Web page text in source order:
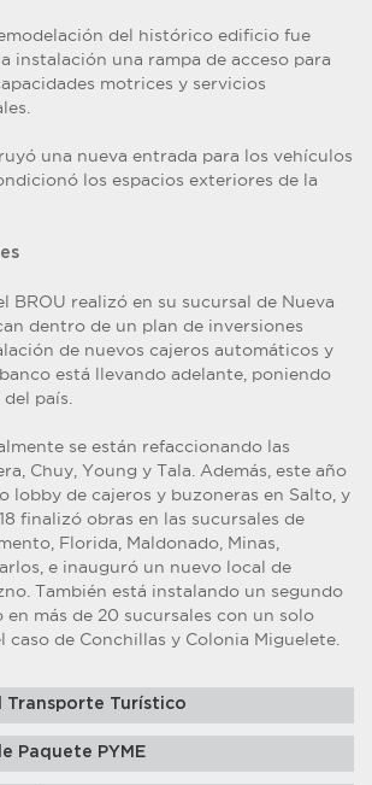
del histórico edificio fue
instalación una rampa de acceso para
motrices y servicios
una nueva entrada para los vehículos
los espacios exteriores de la
BROU realizó en su sucursal de Nueva
dentro de un plan de inversiones
de nuevos cajeros automáticos y
está llevando adelante, poniendo
país.
se están refaccionando las
Chuy, Young y Tala. Además, este año
lobby de cajeros y buzoneras en Salto, y
finalizó obras en las sucursales de
Florida, Maldonado, Minas,
e inauguró un nuevo local de
También está instalando un segundo
más de 20 sucursales con un solo
caso de Conchillas y Colonia Miguelete.
Transporte Turístico
Paquete PYME